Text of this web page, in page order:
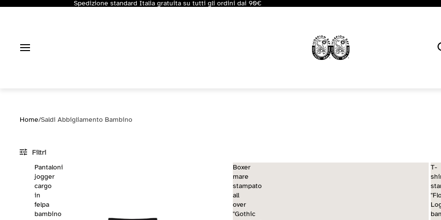
Spedizione standard Italia gratuita su tutti gli ordini dai 90€
Home/Saldi Abbigliamento Bambino
Filtri
Pantaloni
jogger
cargo
in
felpa
bambino
Boxer
mare
stampato
all
over
"Gothic
T-